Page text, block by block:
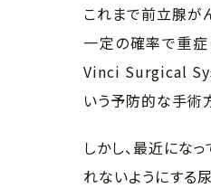
これまで前立腺が
一定の確率で重症
Vinci Surgical
いう予防的な手術
しかし、最近にな
れないようにする